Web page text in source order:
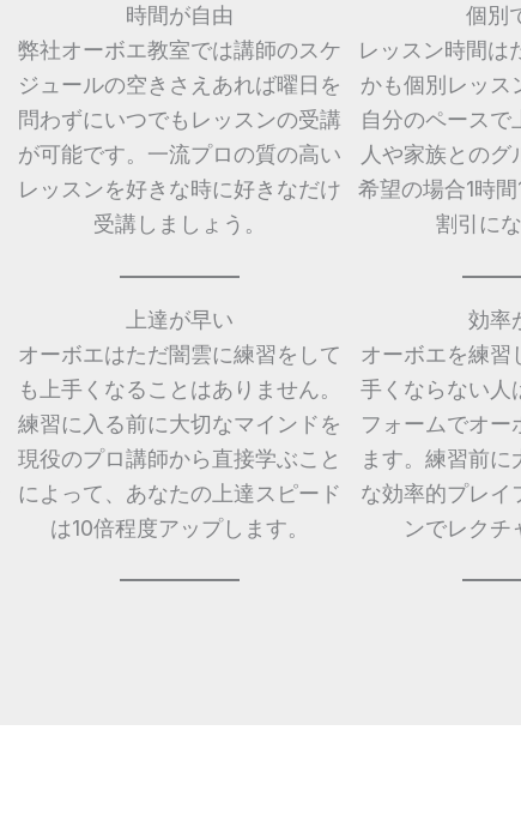
時間が自由
弊社オーボエ教室では講師のスケ
ジュールの空きさえあれば曜日を
問わずにいつでもレッスンの受講
が可能です。一流プロの質の高い
レッスンを好きな時に好きなだけ
受講しましょう。
個別
レッスン時間は
かも個別レッス
自分のペースで
人や家族とのグ
希望の場合1時
割引に
上達が早い
オーボエはただ闇雲に練習をして
も上手くなることはありません。
練習に入る前に大切なマインドを
現役のプロ講師から直接学ぶこと
によって、あなたの上達スピード
は10倍程度アップします。
効率
オーボエを練習
手くならない人
フォームでオー
ます。練習前に
な効率的プレイ
ンでレクチ